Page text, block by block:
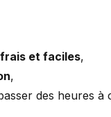
et faciles,
,
des heures à